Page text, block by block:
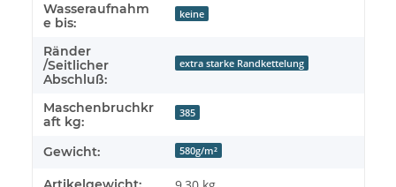
Wasseraufnahm
e bis:
keine
Ränder
/Seitlicher
Abschluß:
extra starke Randkettelung
Maschenbruchkr
aft kg:
385
Gewicht: 580g/m²